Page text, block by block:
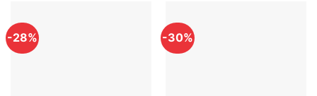
-28% -30%